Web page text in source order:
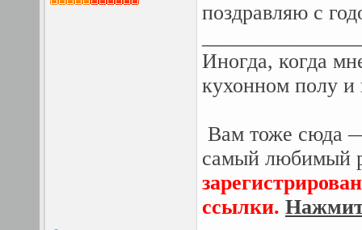
поздравляю с
Иногда, когда
кухонном полу
Вам тоже сюда
самый любимый
ссылки.